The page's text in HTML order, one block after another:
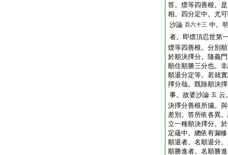
答。煗等四善根。
相。四分定中。尤
沙論 百六十三 中。
者。即煗頂忍世第
煗等四善根。分別
於順決擇分。隨義
順住順勝三分也。
順退分定等。若就
擇分哉。既除順決
事。故婆沙論 五 云
決擇分善根所攝。
差別。答所依各異
立一種順決擇分。
定蘊中。總依有漏
順退者。名順退分
順勝進者。名順勝